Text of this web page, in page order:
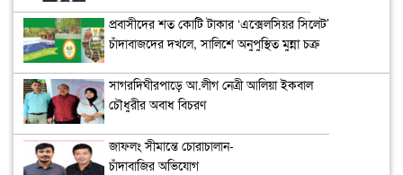
প্রবাসীদের শত কোটি টাকার ‘এক্সেলসিয়র সিলেট’
চাঁদাবাজদের দখলে, সালিশে অনুপুস্থিত মুন্না চক্র
সাগরদিঘীরপাড়ে আ.লীগ নেত্রী আলিয়া ইকবাল
চৌধুরীর অবাধ বিচরণ
জাফলং সীমান্তে চোরাচালান-
চাঁদাবাজির অভিযোগ